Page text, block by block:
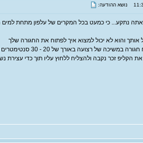
נושא ההודעה:
נתקע... כי כמעט בכל המקרים של עלפון מתחת למים
אותך והוא לא יכול למצוא איך לפתוח את החגורה שלך
נראה לי שהרבה יותר קל לפתוח
זכר נקבה ולהצליח ללחוץ עליו תוך כדי עצירת